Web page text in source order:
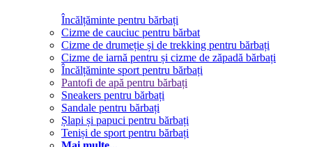
Încălțăminte pentru bărbați
Cizme de cauciuc pentru bărbat
Cizme de drumeție și de trekking pentru bărbați
Cizme de iarnă pentru și cizme de zăpadă bărbați
Încălțăminte sport pentru bărbați
Pantofi de apă pentru bărbați
Sneakers pentru bărbați
Sandale pentru bărbați
Șlapi și papuci pentru bărbați
Teniși de sport pentru bărbați